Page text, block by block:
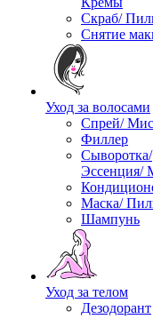
Скраб/
Снятие
Уход за волосами
Спрей/
Филлер
Сыворотка/
Эссенция/
Маска/
Шампунь
Уход за телом
Дезодорант